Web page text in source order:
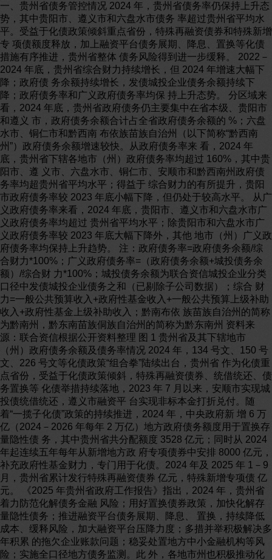
一、贵州省债务管控情况 2024 年，贵州省债务率仍保持上升态
势，其中贵阳市、遵义市和六盘水市债务 率超过贵州省平均水
平。受益于化债政策倾斜重点省份，特殊再融资债券和特殊新增
专 项债额度释放，加上融资平台债务展期、降息、置换等化债
措施有序推进，贵州省整体 债务风险得到进一步缓释。 2022－
2024 年底，贵州省综合财力持续增长，但 2024 年增速大幅下
降；政府债 务余额持续增长，发债城投企业债务余额持续下
降；政府债务率和广义政府债务率均保 持上升态势。 分区域来
看，2024 年底，贵州省政府债务仍主要集中在省本级、贵阳市
和遵义 市，政府债务余额合计占全省政府债务余额的 %；六盘
水市、铜仁市和黔西南 布依族苗族自治州（以下简称“黔西南
州”）政府债务余额增速较快。从政府债务率来 看，2024 年
底，贵州省下辖各地市（州）政府债务率均超过 160%，其中贵
阳市、遵 义市、六盘水市、铜仁市、安顺市和黔西南州政府债
务率均超贵州省平均水平；得益于 综合财力的有所提升，贵阳
市政府债务率较 2023 年底小幅下降，但仍处于较高水平。 从广
义政府债务率来看，2024 年底，贵阳市、遵义市和六盘水市广
义政府债务率均超过 贵州省平均水平；除贵阳市和六盘水市广
义政府债务率较 2023 年底大幅下降外，其他 地市（州）广义政
府债务率均保持上升趋势。 注：政府债务率=政府债务余额/综
合财力*100%；广义政府债务率=（政府债务余额+城投债务余
额）/综合财 力*100%；城投债务余额为联合资信城投企业分类
口径中发债城投企业债务之和（已剔除子公司数据）；综合 财
力=一般公共预算收入+政府性基金收入+一般公共预算上级补助
收入+政府性基金上级补助收入；黔南布依 族苗族自治州的简称
为黔南州，黔东南苗族侗族自治州的简称为黔东南州 资料来
源：联合资信根据公开资料整理 图 1 贵州省及其下辖地市
（州）政府债务余额及债务率情况 2024 年，134 号文、150 号
文、226 号文等化债政策“组合拳”陆续出台，贵州省 作为化债重
点省份，受益于化债政策倾斜，特殊再融资债券、统借统还、债
务置换等 化债举措持续落地，2023 年 7 月以来，安顺市实现城
投债统借统还，遵义市融资平 台实现非标本金打折兑付。随
着“一揽子化债”政策的持续推进，2024 年，中央政府新 增 6 万
亿（2024－2026 年每年 2 万亿）地方政府债务额度用于置换存
量隐性债 务，其中贵州省共分配额度 3528 亿元；同时从 2024
年起连续五年每年从新增地方政 府专项债券中安排 8000 亿元，
补充政府性基金财力，专门用于化债。2024 年及 2025 年 1－9
月，贵州省累计发行特殊再融资债券 亿元，特殊新增专项债 亿
元。 《2025 年贵州省政府工作报告》指出，2024 年，贵州省
着力防范化解债务金融 风险；用好置换债券政策，加快化解存
量隐性债务；推进融资平台债务展期、降息、 置换，持续降低
成本、缓释风险，加大融资平台压降力度；多措并举积极解决多
年积累 的拖欠企业账款问题；稳妥处置地方中小金融机构等风
险；实施全口径地方债务监测。此 外，各地市州也积极推动化